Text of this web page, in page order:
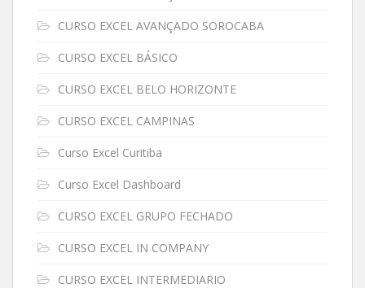
CURSO EXCEL AVANÇADO SOROCABA
CURSO EXCEL BÁSICO
CURSO EXCEL BELO HORIZONTE
CURSO EXCEL CAMPINAS
Curso Excel Curitiba
Curso Excel Dashboard
CURSO EXCEL GRUPO FECHADO
CURSO EXCEL IN COMPANY
CURSO EXCEL INTERMEDIARIO